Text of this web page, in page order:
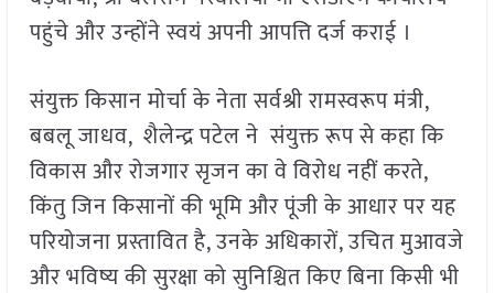
पहुंचे और उन्होंने स्वयं अपनी आपत्ति दर्ज कराई ।
संयुक्त किसान मोर्चा के नेता सर्वश्री रामस्वरूप मंत्री,
बबलू जाधव, शैलेन्द्र पटेल ने संयुक्त रूप से कहा कि
विकास और रोजगार सृजन का वे विरोध नहीं करते,
किंतु जिन किसानों की भूमि और पूंजी के आधार पर यह
परियोजना प्रस्तावित है, उनके अधिकारों, उचित मुआवजे
और भविष्य की सुरक्षा को सुनिश्चित किए बिना किसी भी